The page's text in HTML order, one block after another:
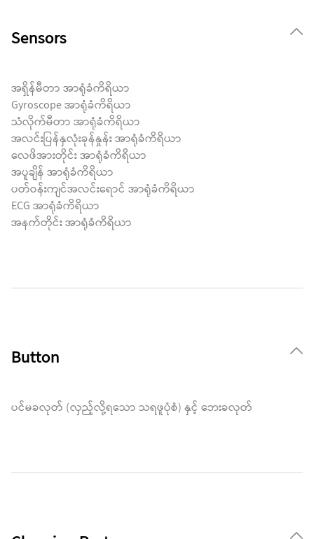
Sensors
အရှိန်မီတာ အာရုံခံကိရိယာ
Gyroscope အာရုံခံကိရိယာ
သံလိုက်မီတာ အာရုံခံကိရိယာ
အလင်းပြန်နှလုံးခုန်နှုန်း အာရုံခံကိရိယာ
လေဖိအားတိုင်း အာရုံခံကိရိယာ
အပူချိန် အာရုံခံကိရိယာ
ပတ်ဝန်းကျင်အလင်းရောင် အာရုံခံကိရိယာ
ECG အာရုံခံကိရိယာ
အနက်တိုင်း အာရုံခံကိရိယာ
Button
ပင်မခလုတ် (လှည့်လို့ရသော သရဖူပုံစံ) နှင့် ဘေးခလုတ်